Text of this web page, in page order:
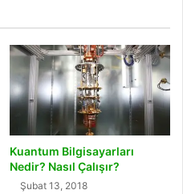
Kuantum Bilgisayarları
Nedir? Nasıl Çalışır?
Şubat 13, 2018